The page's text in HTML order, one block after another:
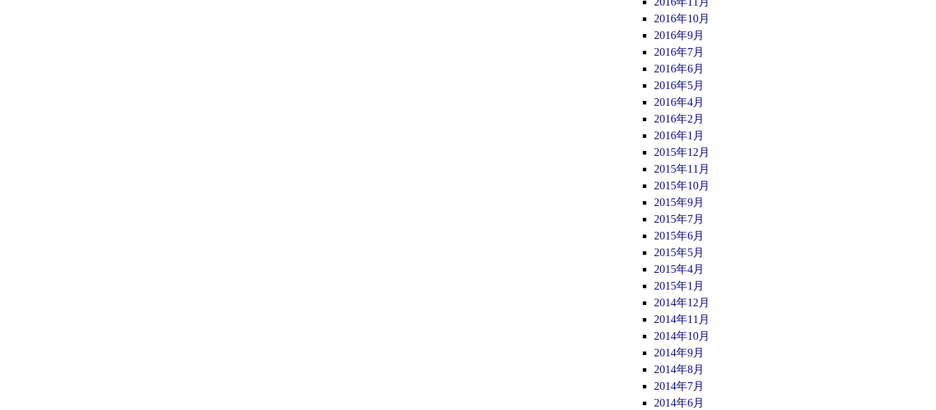
2016年10月
2016年9月
2016年7月
2016年6月
2016年5月
2016年4月
2016年2月
2016年1月
2015年12月
2015年11月
2015年10月
2015年9月
2015年7月
2015年6月
2015年5月
2015年4月
2015年1月
2014年12月
2014年11月
2014年10月
2014年9月
2014年8月
2014年7月
2014年6月